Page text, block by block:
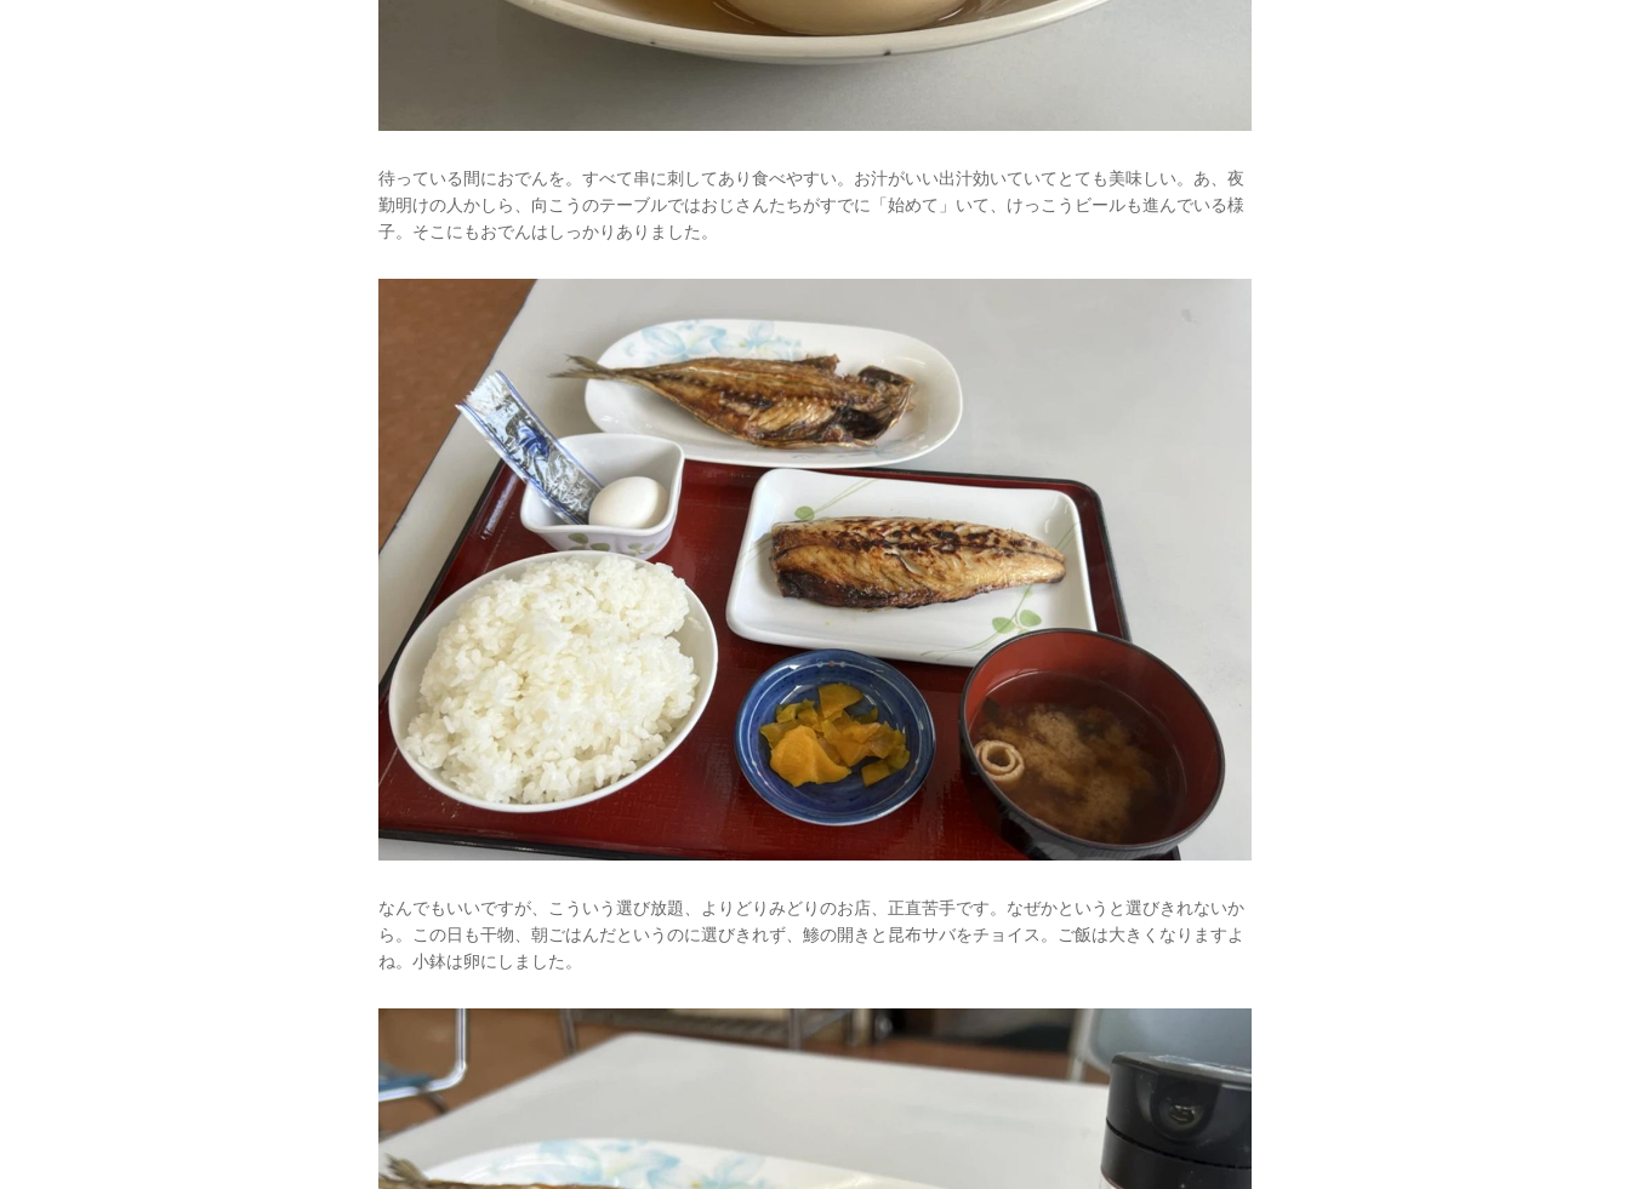
待っている間におでんを。すべて串に刺してあり食べやすい。お汁がいい出汁効いていてとても美味しい。あ、夜
勤明けの人かしら、向こうのテーブルではおじさんたちがすでに「始めて」いて、けっこうビールも進んでいる様
子。そこにもおでんはしっかりありました。
なんでもいいですが、こういう選び放題、よりどりみどりのお店、正直苦手です。なぜかというと選びきれないか
ら。この日も干物、朝ごはんだというのに選びきれず、鯵の開きと昆布サバをチョイス。ご飯は大きくなりますよ
ね。小鉢は卵にしました。